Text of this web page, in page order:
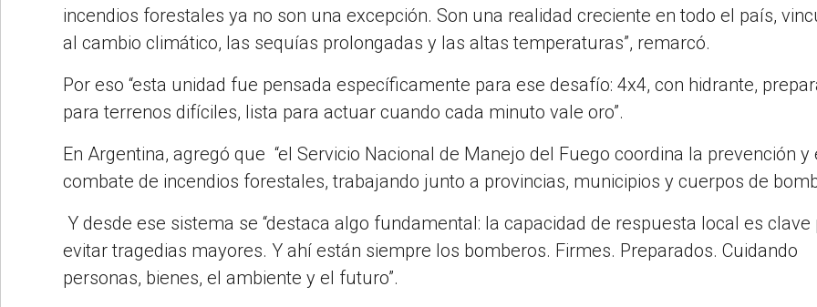
incendios forestales ya no son una excepción. Son una realidad creciente en todo el país,
al cambio climático, las sequías prolongadas y las altas temperaturas”, remarcó.
Por eso “esta unidad fue pensada específicamente para ese desafío: 4x4, con hidrante,
para terrenos difíciles, lista para actuar cuando cada minuto vale oro”.
En Argentina, agregó que “el Servicio Nacional de Manejo del Fuego coordina la prevención y
combate de incendios forestales, trabajando junto a provincias, municipios y cuerpos de
Y desde ese sistema se “destaca algo fundamental: la capacidad de respuesta local es clave
evitar tragedias mayores. Y ahí están siempre los bomberos. Firmes. Preparados. Cuidando
personas, bienes, el ambiente y el futuro”.